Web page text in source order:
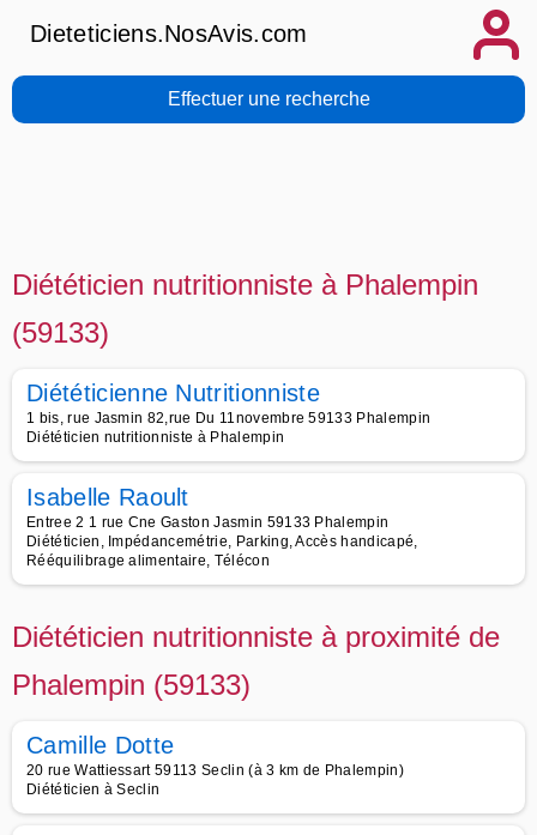
Dieteticiens.NosAvis.com
Effectuer une recherche
Diététicien nutritionniste à Phalempin
(59133)
Diététicienne Nutritionniste
1 bis, rue Jasmin 82,rue Du 11novembre 59133 Phalempin
Diététicien nutritionniste à Phalempin
Isabelle Raoult
Entree 2 1 rue Cne Gaston Jasmin 59133 Phalempin
Diététicien, Impédancemétrie, Parking, Accès handicapé,
Rééquilibrage alimentaire, Télécon
Diététicien nutritionniste à proximité de
Phalempin (59133)
Camille Dotte
20 rue Wattiessart 59113 Seclin (à 3 km de Phalempin)
Diététicien à Seclin